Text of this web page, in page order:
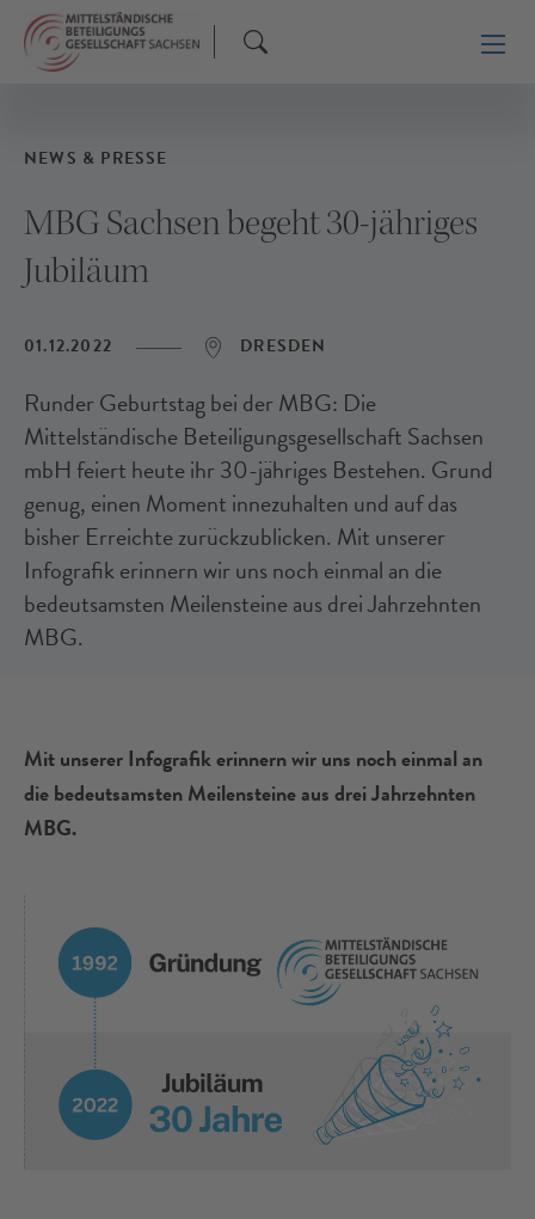
NEWS & PRESSE
MBG Sachsen begeht 30-jähriges
Jubiläum
01.12.2022 DRESDEN
Runder Geburtstag bei der MBG: Die
Mittelständische Beteiligungsgesellschaft Sachsen
mbH feiert heute ihr 30-jähriges Bestehen. Grund
genug, einen Moment innezuhalten und auf das
bisher Erreichte zurückzublicken. Mit unserer
Infografik erinnern wir uns noch einmal an die
bedeutsamsten Meilensteine aus drei Jahrzehnten
MBG.
Mit unserer Infografik erinnern wir uns noch einmal an
die bedeutsamsten Meilensteine aus drei Jahrzehnten
MBG.